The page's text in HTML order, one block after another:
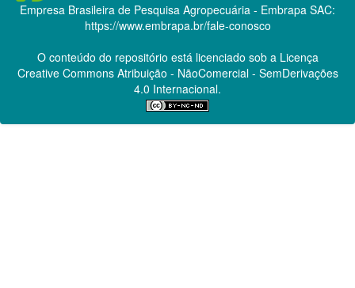
Empresa Brasileira de Pesquisa Agropecuária - Embrapa SAC:
https://www.embrapa.br/fale-conosco
O conteúdo do repositório está licenciado sob a Licença
Creative CommonsAtribuição - NãoComercial - SemDerivações
4.0 Internacional.